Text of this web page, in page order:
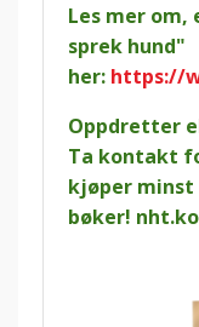
Les mer
sprek hund"
her: https://
Oppdretter
Ta kontakt
kjøper minst
bøker!